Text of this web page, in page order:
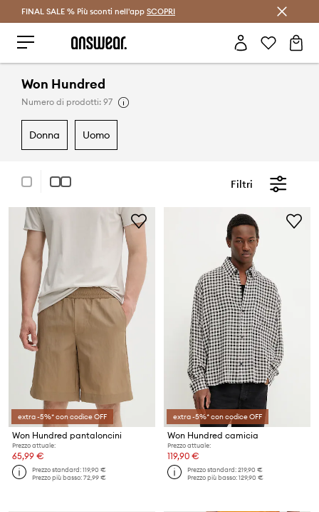
Risparmia con Answear Club >
FINAL SALE % Più sconti nell'app SCOPRI
Won Hundred
Numero di prodotti: 97
donna uomo
Filtri
extra -5%* con codice OFF
Won Hundred pantaloncini
Prezzo attuale:
65,99 €
Prezzo standard:119,90 €
Prezzo più basso:72,99 €
extra -5%* con codice OFF
Won Hundred camicia
Prezzo attuale:
119,90 €
Prezzo standard:219,90 €
Prezzo più basso:129,90 €